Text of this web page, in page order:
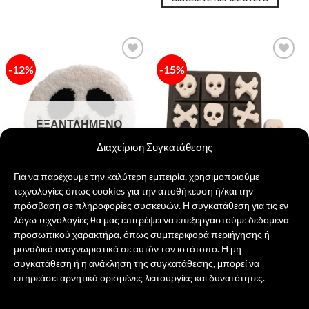
Διαχείριση Συγκατάθεσης
Για να παρέχουμε την καλύτερη εμπειρία, χρησιμοποιούμε
τεχνολογίες όπως cookies για την αποθήκευση ή/και την
πρόσβαση σε πληροφορίες συσκευών. Η συγκατάθεση για τις εν
λόγω τεχνολογίες θα μας επιτρέψει να επεξεργαστούμε δεδομένα
προσωπικού χαρακτήρα, όπως συμπεριφορά περιήγησης ή
μοναδικά αναγνωριστικά σε αυτόν τον ιστότοπο. Η μη
συγκατάθεση ή η ανάκληση της συγκατάθεσης, μπορεί να
επηρεάσει αρνητικά ορισμένες λειτουργίες και δυνατότητες.
πολλαπλές
παραλλαγές.
επιλογές
μπορούν
να
σελίδα
του
προϊόντος
17,00 €.είναι:
-12%
Πρόσθήκη
στην λίστα
επιθυμιών
ΕΞΑΝΤΛΗΜΈΝΟ
Jack Skellington Χειροποίητο
Σουβέρ
17,00€ Original
price
17,00 €.
15,00€Η
τρέχουσα
τιμή
είναι:
15,00 €.
ΔΙΑΒΆΣΤΕ ΠΕΡΙΣΣΌΤΕΡΑ
-15%
στην λίστα
επιθυμιών
Skulls and Bones Τρίλιζα
Original
price
was:
20,00 €.
17,00
τρέχουσα
τιμή
είναι:
17,00 €.
ΠΡΟΣΘΉΚΗ ΣΤΟ ΚΑΛΆΘΙ